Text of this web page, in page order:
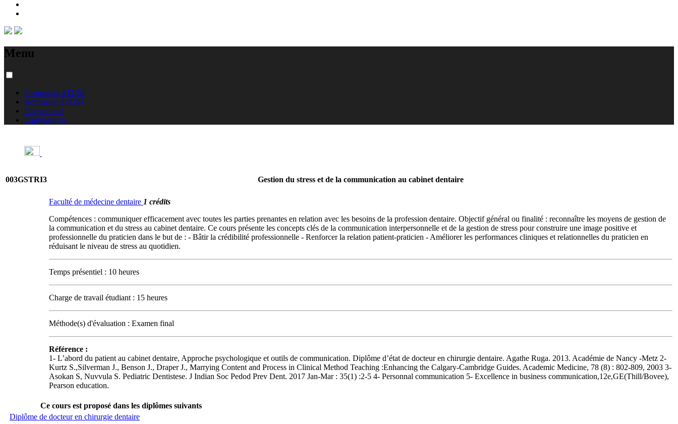
Menu
Formations à l'USJ
Admission à l'USJ
International
Équivalences
003GSTRI3 Gestion du stress et de la communication au cabinet dentaire
Faculté de médecine dentaire 1 crédits
Compétences : communiquer efficacement avec toutes les parties prenantes en relation avec les besoins de la profession dentaire. Objectif général ou finalité : reconnaître les moyens de gestion de
la communication et du stress au cabinet dentaire. Ce cours présente les concepts clés de la communication interpersonnelle et de la gestion de stress pour construire une image positive et
professionnelle du praticien dans le but de : - Bâtir la crédibilité professionnelle - Renforcer la relation patient-praticien - Améliorer les performances cliniques et relationnelles du praticien en
réduisant le niveau de stress au quotidien.
Temps présentiel : 10 heures
Charge de travail étudiant : 15 heures
Méthode(s) d'évaluation : Examen final
Référence :
1- L’abord du patient au cabinet dentaire, Approche psychologique et outils de communication. Diplôme d’état de docteur en chirurgie dentaire. Agathe Ruga. 2013. Académie de Nancy -Metz 2-
Kurtz S.,Silverman J., Benson J., Draper J., Marrying Content and Process in Clinical Method Teaching :Enhancing the Calgary-Cambridge Guides. Academic Medicine, 78 (8) : 802-809, 2003 3-
Asokan S, Nuvvula S. Pediatric Dentistese. J Indian Soc Pedod Prev Dent. 2017 Jan-Mar : 35(1) :2-5 4- Personnal communication 5- Excellence in business communication,12e,GE(Thill/Bovee),
Pearson education.
Ce cours est proposé dans les diplômes suivants
Diplôme de docteur en chirurgie dentaire